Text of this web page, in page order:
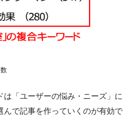
は「ユーザーの悩み・ニーズ」に
んで記事を作っていくのが有効で